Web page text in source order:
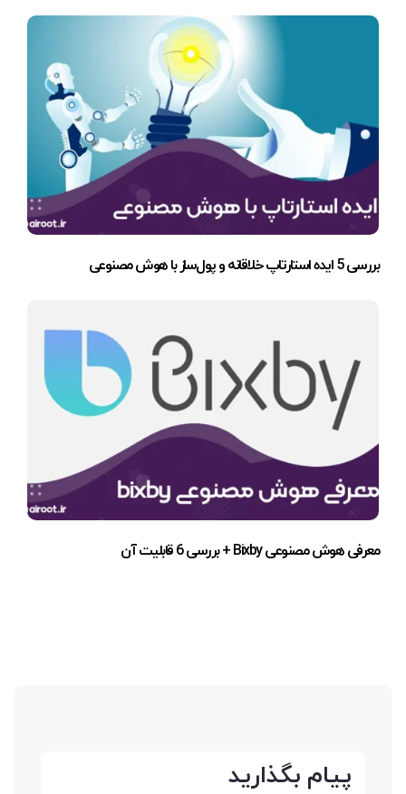
بررسی 5 ایده استارتاپ خلاقانه و پول‌ساز با هوش مصنوعی
معرفی هوش مصنوعی Bixby + بررسی 6 قابلیت آن
پیام بگذارید